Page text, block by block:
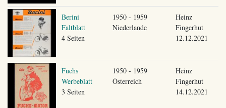
Berini
Faltblatt
4 Seiten
1950 - 1959
Niederlande
Heinz
Fingerhut
12.12.2021
Fuchs
Werbeblatt
3 Seiten
1950 - 1959
Österreich
Heinz
Fingerhut
14.12.2021